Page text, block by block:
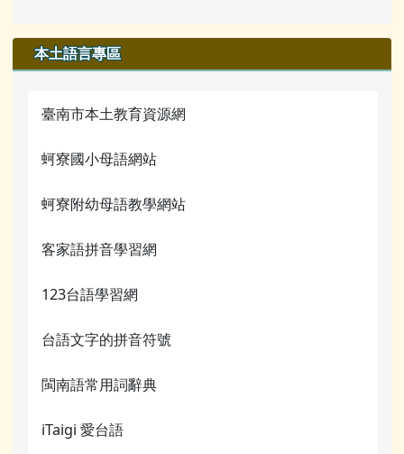
本土語言專區
臺南市本土教育資源網
蚵寮國小母語網站
蚵寮附幼母語教學網站
客家語拼音學習網
123台語學習網
台語文字的拼音符號
閩南語常用詞辭典
iTaigi 愛台語